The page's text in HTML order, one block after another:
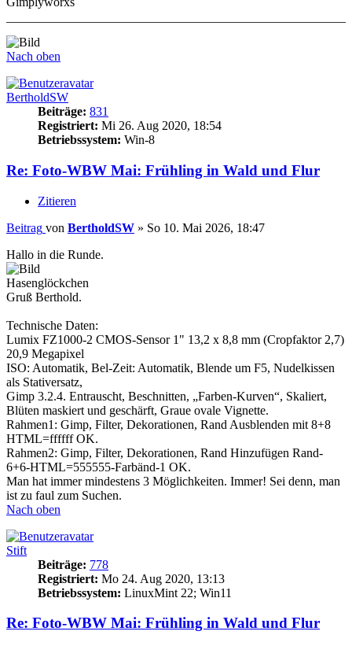
Nach oben
BertholdSW
Beiträge: 831
Registriert: Mi 26. Aug 2020, 18:54
Betriebssystem: Win-8
Re: Foto-WBW Mai: Frühling in Wald und Flur
Zitieren
Beitrag von BertholdSW » So 10. Mai 2026, 18:47
Hallo in die Runde.
Hasenglöckchen
Gruß Berthold.
Technische Daten:
Lumix FZ1000-2 CMOS-Sensor 1" 13,2 x 8,8 mm (Cropfaktor 2,7)
20,9 Megapixel
ISO: Automatik, Bel-Zeit: Automatik, Blende um F5, Nudelkissen
als Stativersatz,
Gimp 3.2.4. Entrauscht, Beschnitten, „Farben-Kurven“, Skaliert,
Blüten maskiert und geschärft, Graue ovale Vignette.
Rahmen1: Gimp, Filter, Dekorationen, Rand Ausblenden mit 8+8
HTML=ffffff OK.
Rahmen2: Gimp, Filter, Dekorationen, Rand Hinzufügen Rand-
6+6-HTML=555555-Farbänd-1 OK.
Man hat immer mindestens 3 Möglichkeiten. Immer! Sei denn, man
ist zu faul zum Suchen.
Nach oben
Stift
Beiträge: 778
Registriert: Mo 24. Aug 2020, 13:13
Betriebssystem: LinuxMint 22; Win11
Re: Foto-WBW Mai: Frühling in Wald und Flur